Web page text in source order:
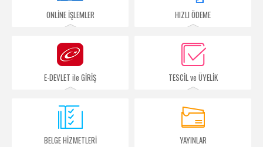
ONLİNE İŞLEMLER HIZLI ÖDEME
E-DEVLET ile GİRİŞ TESCİL ve ÜYELİK
BELGE HİZMETLERİ YAYINLAR